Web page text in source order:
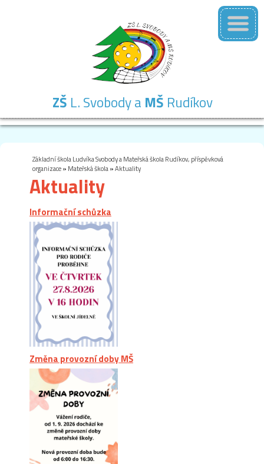
ZŠ L. Svobody a MŠ Rudíkov
Základní škola Ludvíka Svobody a Mateřská škola Rudíkov, příspěvková
organizace» Mateřská škola»Aktuality
Aktuality
Informační schůzka
Změna provozní doby MŠ